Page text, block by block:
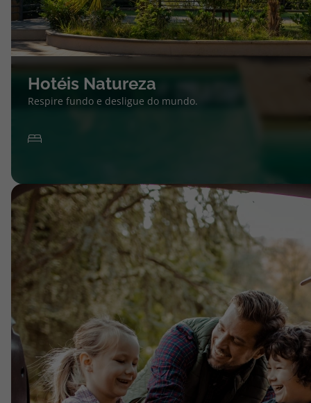
Hotéis Natureza
Respire fundo e desligue do mundo.